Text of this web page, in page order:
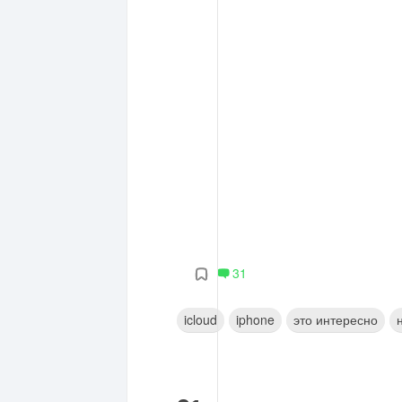
31
icloud iphone это интересно